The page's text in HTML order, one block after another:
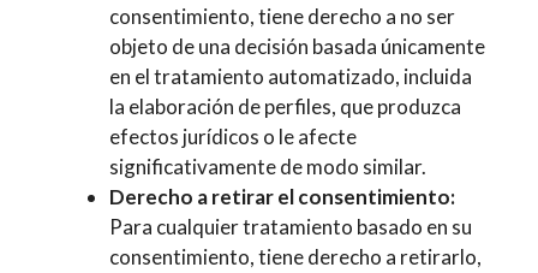
consentimiento, tiene derecho a no ser
objeto de una decisión basada únicamente
en el tratamiento automatizado, incluida
la elaboración de perfiles, que produzca
efectos jurídicos o le afecte
significativamente de modo similar.
Derecho a retirar el consentimiento:
Para cualquier tratamiento basado en su
consentimiento, tiene derecho a retirarlo,